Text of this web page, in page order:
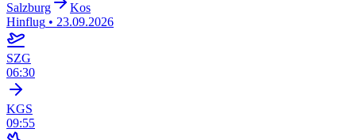
Salzburg
Kos
Hinflug • 23.09.2026
SZG
06:30
KGS
09:55